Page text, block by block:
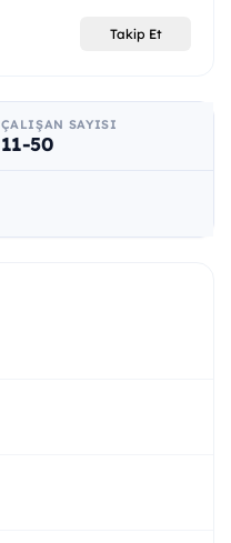
Takip Et
ÇALIŞAN SAYISI
11-50